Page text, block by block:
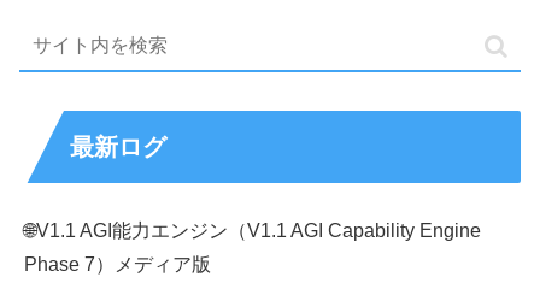
最新ログ
🌐V1.1 AGI能力エンジン（V1.1 AGI Capability Engine
Phase 7）メディア版